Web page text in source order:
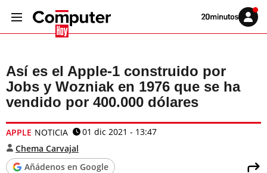
Volver
Iniciar
sesión
Así es el Apple-1 construido por
Jobs y Wozniak en 1976 que se ha
vendido por 400.000 dólares
APPLE NOTICIA
01 dic 2021 - 13:47
Chema Carvajal
Añádenos en Google